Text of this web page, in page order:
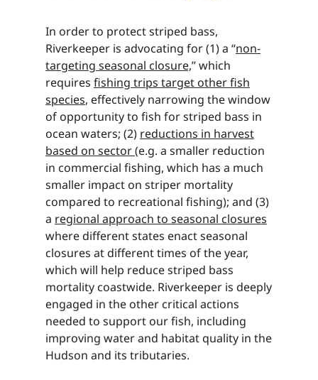
In order to protect striped bass,
Riverkeeper is advocating for (1) a “​​​​‌ ‍ ​‍​‍‌‍ ‌ ​‍‌‍‍‌‌‍‌ ‌‍‍‌‌‍ ‍​‍​‍​ ‍‍​‍​‍‌ ​ ‌‍​‌‌‍ ‍‌‍‍‌‌ ‌​‌ ‍‌​‍ ‍‌‍‍‌‌‍ ​‍​‍​‍ ​​‍​‍‌‍‍​‌ ​‍‌‍‌‌‌‍‌‍​‍​‍​ ‍‍​‍​‍‌‍‍​‌ ‌​‌ ‌​‌ ​​‌ ​ ​ ‍‍​‍ ​‍ ‌‍​ ‌‍ ‌‌ ​ ​‍ ‍‌‍ ‌‌‍​‌‌‍‍‌‌‍ ‍​‍ ‍​ ​‍​ ​​​ ​‍​ ‌​‌ ​‍‌‍‌‌‌‍‌​‌‍‌‌‌ ​ ‌‍‍‌‌‍‌ ‌‍ ‍​‍ ‍‌ ​‍‌‍‍‌‌ ‌‍‌‍‌‌‌ ​‍‌‍‍ ‌‍‌‌‌‍‌‌‌ ​​‌‍‌‌‌ ​‍​‍ ‍‌‍ ‌ ​‍‌‍‌ ​‍ ‌‍‍‌‌‍ ‍‌ ‌​‌‍‌‌‌‍ ‍‌ ‌​​‍ ‌‍‌‌‌‍‌​‌‍‍‌‌ ‌​​‍ ‌‍ ‌‌‍ ‌‍‌​‌‍‌‌​ ‌‌ ​​‌ ​‍‌‍‌‌‌ ​ ‌‍‌‌‌‍ ‍‌ ‌​‌‍​‌‌ ‌​‌‍‍‌‌‍ ‌‍ ‍​ ‍ ‌‍‍‌‌‍‌​​ ‌​ ‍​‌‍‌‍​ ‌‌‌‍‌​​ ​‍​ ​‌​ ​‍‌‍‌‍​‍ ‌​ ​​‌‍​‍​ ‍‌​ ​​​‍ ‌​ ‌​‌‍​ ‌‍‌‍​ ‍​​‍ ‌‌‍​‌‌‍‌‍​ ​​​ ​‍​‍ ‌​ ‌​‌‍‌​​ ‌ ​ ​‌‌‍​ ‌‍​ ‌‍​ ​ ​‌‌‍‌‌​ ‍‌​ ‌ ‌‍​‌​ ‍ ‌ ‌​‌ ‍‌‌ ​​‌‍‌‌​ ‌‌‍​‌‌ ​‍‌ ‌​‌‍‍‌‌‍​ ‌‍ ​‌‍‌‌​ ‍ ‌ ​​‌‍​‌‌ ‌​‌‍‍​​ ‌‌‍​ ‌‍ ‌‍ ‍‌ ‌​‌‍‌‌‌‍ ‍‌ ‌​​‍‌‌​ ‌‌‌​​‍‌‌ ‌‍‍ ‌‍‌‌‌ ‍‌​‍‌‌​ ​ ‌​‌​​‍‌‌​ ​ ‌​‌​​‍‌‌​ ​‍​ ​‍​ ‌​​ ​​‌‍​ ‌‍​ ​ ​‍​ ‌ ‌‍​‌‌‍‌​​ ​​‌‍‌‍‌‍​ ‌‍‌‌​‍‌‌​ ​‍​ ​‍​‍‌‌​ ‌‌‌​‌​​‍ ‍‌‍​ ‌‍‍​‌‍‍‌‌‍ ​‌‍‌​‌ ​‍‌‍‌‌‌‍ ‍​‍‌‌​ ‌‌‌​​‍‌‌ ‌‍‍ ‌‍‌‌‌ ‍‌​‍‌‌​ ​ ‌​‌​​‍‌‌​ ​ ‌​‌​​‍‌‌​ ​‍​ ​‍​ ‌ ​ ‌‌‌‍​ ​ ​​‌‍​ ​ ‌‌‌‍​‌​ ‌‍‌‍​‍‌‍​‍​ ‍​​ ​‍​ ​​​‍‌‌​ ​‍​ ​‍​‍‌‌​ ‌‌‌​‌​​‍ ‍‌ ‌​‌‍‌‌‌ ‍​‌ ‌​​ ‌‍​‍‌‍​‌‌ ​ ‌‍‌‌‌‌‌‌‌ ​‍‌‍ ​​ ‌‌‍‍​‌ ‌​‌ ‌​‌ ​​‌ ​ ​‍‌‌​ ​ ‌​​‌​‍‌‌​ ​‍‌​‌‍​‍‌‌​ ​‍‌​‌‍‌‍​ ‌‍ ‌‌ ​ ​‍ ‍‌‍ ‌‌‍​‌‌‍‍‌‌‍ ‍​‍ ‍​ ​‍​ ​​​ ​‍​ ‌​‌ ​‍‌‍‌‌‌‍‌​‌‍‌‌‌ ​ ‌‍‍‌‌‍‌ ‌‍ ‍​‍ ‍‌ ​‍‌‍‍‌‌ ‌‍‌‍‌‌‌ ​‍‌‍‍ ‌‍‌‌‌‍‌‌‌ ​​‌‍‌‌‌ ​‍​‍ ‍‌‍ ‌ ​‍‌‍‌ ​‍‌‍‌‍‍‌‌‍‌​​ ‌​ ‍​‌‍‌‍​ ‌‌‌‍‌​​ ​‍​ ​‌​ ​‍‌‍‌‍​‍ ‌​ ​​‌‍​‍​ ‍‌​ ​​​‍ ‌​ ‌​‌‍​ ‌‍‌‍​ ‍​​‍ ‌‌‍​‌‌‍‌‍​ ​​​ ​‍​‍ ‌​ ‌​‌‍‌​​ ‌ ​ ​‌‌‍​ ‌‍​ ‌‍​ ​ ​‌‌‍‌‌​ ‍‌​ ‌ ‌‍​‌​‍‌‍‌ ‌​‌ ‍‌‌ ​​‌‍‌‌​ ‌‌‍​‌‌ ​‍‌ ‌​‌‍‍‌‌‍​ ‌‍ ​‌‍‌‌​‍‌‍‌ ​​‌‍​‌‌ ‌​‌‍‍​​ ‌‌‍​ ‌‍ ‌‍ ‍‌ ‌​‌‍‌‌‌‍ ‍‌ ‌​​‍‌‌​ ‌‌‌​​‍‌‌ ‌‍‍ ‌‍‌‌‌ ‍‌​‍‌‌​ ​ ‌​‌​​‍‌‌​ ​ ‌​‌​​‍‌‌​ ​‍​ ​‍​ ‌​​ ​​‌‍​ ‌‍​ ​ ​‍​ ‌ ‌‍​‌‌‍‌​​ ​​‌‍‌‍‌‍​ ‌‍‌‌​‍‌‌​ ​‍​ ​‍​‍‌‌​ ‌‌‌​‌​​‍ ‍‌‍​ ‌‍‍​‌‍‍‌‌‍ ​‌‍‌​‌ ​‍‌‍‌‌‌‍ ‍​‍‌‌​ ‌‌‌​​‍‌‌ ‌‍‍ ‌‍‌‌‌ ‍‌​‍‌‌​ ​ ‌​‌​​‍‌‌​ ​ ‌​‌​​‍‌‌​ ​‍​ ​‍​ ‌ ​ ‌‌‌‍​ ​ ​​‌‍​ ​ ‌‌‌‍​‌​ ‌‍‌‍​‍‌‍​‍​ ‍​​ ​‍​ ​​​‍‌‌​ ​‍​ ​‍​‍‌‌​ ‌‌‌​‌​​‍ ‍‌ ‌​‌‍‌‌‌ ‍​‌ ‌​​‍‌‍‌ ​​‌‍‌‌‌ ​‍‌ ​ ‌ ​​‌‍‌‌‌‍​ ‌ ‌​‌‍‍‌‌ ‌‍‌‍‌‌​ ‌‌ ​​‌ ‌‌‌‍​‍‌‍ ​‌‍‍‌‌ ​ ‌‍‍​‌‍‌‌‌‍‌​​‍​‍‌ ‌non-
targeting seasonal closure,​​​​‌ ‍ ​‍​‍‌‍ ‌ ​‍‌‍‍‌‌‍‌ ‌‍‍‌‌‍ ‍​‍​‍​ ‍‍​‍​‍‌ ​ ‌‍​‌‌‍ ‍‌‍‍‌‌ ‌​‌ ‍‌​‍ ‍‌‍‍‌‌‍ ​‍​‍​‍ ​​‍​‍‌‍‍​‌ ​‍‌‍‌‌‌‍‌‍​‍​‍​ ‍‍​‍​‍‌‍‍​‌ ‌​‌ ‌​‌ ​​‌ ​ ​ ‍‍​‍ ​‍ ‌‍​ ‌‍ ‌‌ ​ ​‍ ‍‌‍ ‌‌‍​‌‌‍‍‌‌‍ ‍​‍ ‍​ ​‍​ ​​​ ​‍​ ‌​‌ ​‍‌‍‌‌‌‍‌​‌‍‌‌‌ ​ ‌‍‍‌‌‍‌ ‌‍ ‍​‍ ‍‌ ​‍‌‍‍‌‌ ‌‍‌‍‌‌‌ ​‍‌‍‍ ‌‍‌‌‌‍‌‌‌ ​​‌‍‌‌‌ ​‍​‍ ‍‌‍ ‌ ​‍‌‍‌ ​‍ ‌‍‍‌‌‍ ‍‌ ‌​‌‍‌‌‌‍ ‍‌ ‌​​‍ ‌‍‌‌‌‍‌​‌‍‍‌‌ ‌​​‍ ‌‍ ‌‌‍ ‌‍‌​‌‍‌‌​ ‌‌ ​​‌ ​‍‌‍‌‌‌ ​ ‌‍‌‌‌‍ ‍‌ ‌​‌‍​‌‌ ‌​‌‍‍‌‌‍ ‌‍ ‍​ ‍ ‌‍‍‌‌‍‌​​ ‌​ ‍​‌‍‌‍​ ‌‌‌‍‌​​ ​‍​ ​‌​ ​‍‌‍‌‍​‍ ‌​ ​​‌‍​‍​ ‍‌​ ​​​‍ ‌​ ‌​‌‍​ ‌‍‌‍​ ‍​​‍ ‌‌‍​‌‌‍‌‍​ ​​​ ​‍​‍ ‌​ ‌​‌‍‌​​ ‌ ​ ​‌‌‍​ ‌‍​ ‌‍​ ​ ​‌‌‍‌‌​ ‍‌​ ‌ ‌‍​‌​ ‍ ‌ ‌​‌ ‍‌‌ ​​‌‍‌‌​ ‌‌‍​‌‌ ​‍‌ ‌​‌‍‍‌‌‍​ ‌‍ ​‌‍‌‌​ ‍ ‌ ​​‌‍​‌‌ ‌​‌‍‍​​ ‌‌‍​ ‌‍ ‌‍ ‍‌ ‌​‌‍‌‌‌‍ ‍‌ ‌​​‍‌‌​ ‌‌‌​​‍‌‌ ‌‍‍ ‌‍‌‌‌ ‍‌​‍‌‌​ ​ ‌​‌​​‍‌‌​ ​ ‌​‌​​‍‌‌​ ​‍​ ​‍​ ‌​​ ​​‌‍​ ‌‍​ ​ ​‍​ ‌ ‌‍​‌‌‍‌​​ ​​‌‍‌‍‌‍​ ‌‍‌‌​‍‌‌​ ​‍​ ​‍​‍‌‌​ ‌‌‌​‌​​‍ ‍‌‍​ ‌‍‍​‌‍‍‌‌‍ ​‌‍‌​‌ ​‍‌‍‌‌‌‍ ‍​‍‌‌​ ‌‌‌​​‍‌‌ ‌‍‍ ‌‍‌‌‌ ‍‌​‍‌‌​ ​ ‌​‌​​‍‌‌​ ​ ‌​‌​​‍‌‌​ ​‍​ ​‍​ ‌ ​ ‌‌‌‍​ ​ ​​‌‍​ ​ ‌‌‌‍​‌​ ‌‍‌‍​‍‌‍​‍​ ‍​​ ​‍​ ​‌​‍‌‌​ ​‍​ ​‍​‍‌‌​ ‌‌‌​‌​​‍ ‍‌ ‌​‌‍‌‌‌ ‍​‌ ‌​​ ‌‍​‍‌‍​‌‌ ​ ‌‍‌‌‌‌‌‌‌ ​‍‌‍ ​​ ‌‌‍‍​‌ ‌​‌ ‌​‌ ​​‌ ​ ​‍‌‌​ ​ ‌​​‌​‍‌‌​ ​‍‌​‌‍​‍‌‌​ ​‍‌​‌‍‌‍​ ‌‍ ‌‌ ​ ​‍ ‍‌‍ ‌‌‍​‌‌‍‍‌‌‍ ‍​‍ ‍​ ​‍​ ​​​ ​‍​ ‌​‌ ​‍‌‍‌‌‌‍‌​‌‍‌‌‌ ​ ‌‍‍‌‌‍‌ ‌‍ ‍​‍ ‍‌ ​‍‌‍‍‌‌ ‌‍‌‍‌‌‌ ​‍‌‍‍ ‌‍‌‌‌‍‌‌‌ ​​‌‍‌‌‌ ​‍​‍ ‍‌‍ ‌ ​‍‌‍‌ ​‍‌‍‌‍‍‌‌‍‌​​ ‌​ ‍​‌‍‌‍​ ‌‌‌‍‌​​ ​‍​ ​‌​ ​‍‌‍‌‍​‍ ‌​ ​​‌‍​‍​ ‍‌​ ​​​‍ ‌​ ‌​‌‍​ ‌‍‌‍​ ‍​​‍ ‌‌‍​‌‌‍‌‍​ ​​​ ​‍​‍ ‌​ ‌​‌‍‌​​ ‌ ​ ​‌‌‍​ ‌‍​ ‌‍​ ​ ​‌‌‍‌‌​ ‍‌​ ‌ ‌‍​‌​‍‌‍‌ ‌​‌ ‍‌‌ ​​‌‍‌‌​ ‌‌‍​‌‌ ​‍‌ ‌​‌‍‍‌‌‍​ ‌‍ ​‌‍‌‌​‍‌‍‌ ​​‌‍​‌‌ ‌​‌‍‍​​ ‌‌‍​ ‌‍ ‌‍ ‍‌ ‌​‌‍‌‌‌‍ ‍‌ ‌​​‍‌‌​ ‌‌‌​​‍‌‌ ‌‍‍ ‌‍‌‌‌ ‍‌​‍‌‌​ ​ ‌​‌​​‍‌‌​ ​ ‌​‌​​‍‌‌​ ​‍​ ​‍​ ‌​​ ​​‌‍​ ‌‍​ ​ ​‍​ ‌ ‌‍​‌‌‍‌​​ ​​‌‍‌‍‌‍​ ‌‍‌‌​‍‌‌​ ​‍​ ​‍​‍‌‌​ ‌‌‌​‌​​‍ ‍‌‍​ ‌‍‍​‌‍‍‌‌‍ ​‌‍‌​‌ ​‍‌‍‌‌‌‍ ‍​‍‌‌​ ‌‌‌​​‍‌‌ ‌‍‍ ‌‍‌‌‌ ‍‌​‍‌‌​ ​ ‌​‌​​‍‌‌​ ​ ‌​‌​​‍‌‌​ ​‍​ ​‍​ ‌ ​ ‌‌‌‍​ ​ ​​‌‍​ ​ ‌‌‌‍​‌​ ‌‍‌‍​‍‌‍​‍​ ‍​​ ​‍​ ​‌​‍‌‌​ ​‍​ ​‍​‍‌‌​ ‌‌‌​‌​​‍ ‍‌ ‌​‌‍‌‌‌ ‍​‌ ‌​​‍‌‍‌ ​​‌‍‌‌‌ ​‍‌ ​ ‌ ​​‌‍‌‌‌‍​ ‌ ‌​‌‍‍‌‌ ‌‍‌‍‌‌​ ‌‌ ​​‌ ‌‌‌‍​‍‌‍ ​‌‍‍‌‌ ​ ‌‍‍​‌‍‌‌‌‍‌​​‍​‍‌ ‌” which
requires ​​​​‌ ‍ ​‍​‍‌‍ ‌ ​‍‌‍‍‌‌‍‌ ‌‍‍‌‌‍ ‍​‍​‍​ ‍‍​‍​‍‌ ​ ‌‍​‌‌‍ ‍‌‍‍‌‌ ‌​‌ ‍‌​‍ ‍‌‍‍‌‌‍ ​‍​‍​‍ ​​‍​‍‌‍‍​‌ ​‍‌‍‌‌‌‍‌‍​‍​‍​ ‍‍​‍​‍‌‍‍​‌ ‌​‌ ‌​‌ ​​‌ ​ ​ ‍‍​‍ ​‍ ‌‍​ ‌‍ ‌‌ ​ ​‍ ‍‌‍ ‌‌‍​‌‌‍‍‌‌‍ ‍​‍ ‍​ ​‍​ ​​​ ​‍​ ‌​‌ ​‍‌‍‌‌‌‍‌​‌‍‌‌‌ ​ ‌‍‍‌‌‍‌ ‌‍ ‍​‍ ‍‌ ​‍‌‍‍‌‌ ‌‍‌‍‌‌‌ ​‍‌‍‍ ‌‍‌‌‌‍‌‌‌ ​​‌‍‌‌‌ ​‍​‍ ‍‌‍ ‌ ​‍‌‍‌ ​‍ ‌‍‍‌‌‍ ‍‌ ‌​‌‍‌‌‌‍ ‍‌ ‌​​‍ ‌‍‌‌‌‍‌​‌‍‍‌‌ ‌​​‍ ‌‍ ‌‌‍ ‌‍‌​‌‍‌‌​ ‌‌ ​​‌ ​‍‌‍‌‌‌ ​ ‌‍‌‌‌‍ ‍‌ ‌​‌‍​‌‌ ‌​‌‍‍‌‌‍ ‌‍ ‍​ ‍ ‌‍‍‌‌‍‌​​ ‌​ ‍​‌‍‌‍​ ‌‌‌‍‌​​ ​‍​ ​‌​ ​‍‌‍‌‍​‍ ‌​ ​​‌‍​‍​ ‍‌​ ​​​‍ ‌​ ‌​‌‍​ ‌‍‌‍​ ‍​​‍ ‌‌‍​‌‌‍‌‍​ ​​​ ​‍​‍ ‌​ ‌​‌‍‌​​ ‌ ​ ​‌‌‍​ ‌‍​ ‌‍​ ​ ​‌‌‍‌‌​ ‍‌​ ‌ ‌‍​‌​ ‍ ‌ ‌​‌ ‍‌‌ ​​‌‍‌‌​ ‌‌‍​‌‌ ​‍‌ ‌​‌‍‍‌‌‍​ ‌‍ ​‌‍‌‌​ ‍ ‌ ​​‌‍​‌‌ ‌​‌‍‍​​ ‌‌‍​ ‌‍ ‌‍ ‍‌ ‌​‌‍‌‌‌‍ ‍‌ ‌​​‍‌‌​ ‌‌‌​​‍‌‌ ‌‍‍ ‌‍‌‌‌ ‍‌​‍‌‌​ ​ ‌​‌​​‍‌‌​ ​ ‌​‌​​‍‌‌​ ​‍​ ​‍​ ‌​​ ​​‌‍​ ‌‍​ ​ ​‍​ ‌ ‌‍​‌‌‍‌​​ ​​‌‍‌‍‌‍​ ‌‍‌‌​‍‌‌​ ​‍​ ​‍​‍‌‌​ ‌‌‌​‌​​‍ ‍‌‍​ ‌‍‍​‌‍‍‌‌‍ ​‌‍‌​‌ ​‍‌‍‌‌‌‍ ‍​‍‌‌​ ‌‌‌​​‍‌‌ ‌‍‍ ‌‍‌‌‌ ‍‌​‍‌‌​ ​ ‌​‌​​‍‌‌​ ​ ‌​‌​​‍‌‌​ ​‍​ ​‍​ ‌ ​ ‌‌‌‍​ ​ ​​‌‍​ ​ ‌‌‌‍​‌​ ‌‍‌‍​‍‌‍​‍​ ‍​​ ​‍​ ​‍​‍‌‌​ ​‍​ ​‍​‍‌‌​ ‌‌‌​‌​​‍ ‍‌ ‌​‌‍‌‌‌ ‍​‌ ‌​​ ‌‍​‍‌‍​‌‌ ​ ‌‍‌‌‌‌‌‌‌ ​‍‌‍ ​​ ‌‌‍‍​‌ ‌​‌ ‌​‌ ​​‌ ​ ​‍‌‌​ ​ ‌​​‌​‍‌‌​ ​‍‌​‌‍​‍‌‌​ ​‍‌​‌‍‌‍​ ‌‍ ‌‌ ​ ​‍ ‍‌‍ ‌‌‍​‌‌‍‍‌‌‍ ‍​‍ ‍​ ​‍​ ​​​ ​‍​ ‌​‌ ​‍‌‍‌‌‌‍‌​‌‍‌‌‌ ​ ‌‍‍‌‌‍‌ ‌‍ ‍​‍ ‍‌ ​‍‌‍‍‌‌ ‌‍‌‍‌‌‌ ​‍‌‍‍ ‌‍‌‌‌‍‌‌‌ ​​‌‍‌‌‌ ​‍​‍ ‍‌‍ ‌ ​‍‌‍‌ ​‍‌‍‌‍‍‌‌‍‌​​ ‌​ ‍​‌‍‌‍​ ‌‌‌‍‌​​ ​‍​ ​‌​ ​‍‌‍‌‍​‍ ‌​ ​​‌‍​‍​ ‍‌​ ​​​‍ ‌​ ‌​‌‍​ ‌‍‌‍​ ‍​​‍ ‌‌‍​‌‌‍‌‍​ ​​​ ​‍​‍ ‌​ ‌​‌‍‌​​ ‌ ​ ​‌‌‍​ ‌‍​ ‌‍​ ​ ​‌‌‍‌‌​ ‍‌​ ‌ ‌‍​‌​‍‌‍‌ ‌​‌ ‍‌‌ ​​‌‍‌‌​ ‌‌‍​‌‌ ​‍‌ ‌​‌‍‍‌‌‍​ ‌‍ ​‌‍‌‌​‍‌‍‌ ​​‌‍​‌‌ ‌​‌‍‍​​ ‌‌‍​ ‌‍ ‌‍ ‍‌ ‌​‌‍‌‌‌‍ ‍‌ ‌​​‍‌‌​ ‌‌‌​​‍‌‌ ‌‍‍ ‌‍‌‌‌ ‍‌​‍‌‌​ ​ ‌​‌​​‍‌‌​ ​ ‌​‌​​‍‌‌​ ​‍​ ​‍​ ‌​​ ​​‌‍​ ‌‍​ ​ ​‍​ ‌ ‌‍​‌‌‍‌​​ ​​‌‍‌‍‌‍​ ‌‍‌‌​‍‌‌​ ​‍​ ​‍​‍‌‌​ ‌‌‌​‌​​‍ ‍‌‍​ ‌‍‍​‌‍‍‌‌‍ ​‌‍‌​‌ ​‍‌‍‌‌‌‍ ‍​‍‌‌​ ‌‌‌​​‍‌‌ ‌‍‍ ‌‍‌‌‌ ‍‌​‍‌‌​ ​ ‌​‌​​‍‌‌​ ​ ‌​‌​​‍‌‌​ ​‍​ ​‍​ ‌ ​ ‌‌‌‍​ ​ ​​‌‍​ ​ ‌‌‌‍​‌​ ‌‍‌‍​‍‌‍​‍​ ‍​​ ​‍​ ​‍​‍‌‌​ ​‍​ ​‍​‍‌‌​ ‌‌‌​‌​​‍ ‍‌ ‌​‌‍‌‌‌ ‍​‌ ‌​​‍‌‍‌ ​​‌‍‌‌‌ ​‍‌ ​ ‌ ​​‌‍‌‌‌‍​ ‌ ‌​‌‍‍‌‌ ‌‍‌‍‌‌​ ‌‌ ​​‌ ‌‌‌‍​‍‌‍ ​‌‍‍‌‌ ​ ‌‍‍​‌‍‌‌‌‍‌​​‍​‍‌ ‌ fishing trips target other fish
species​​​​‌ ‍ ​‍​‍‌‍ ‌ ​‍‌‍‍‌‌‍‌ ‌‍‍‌‌‍ ‍​‍​‍​ ‍‍​‍​‍‌ ​ ‌‍​‌‌‍ ‍‌‍‍‌‌ ‌​‌ ‍‌​‍ ‍‌‍‍‌‌‍ ​‍​‍​‍ ​​‍​‍‌‍‍​‌ ​‍‌‍‌‌‌‍‌‍​‍​‍​ ‍‍​‍​‍‌‍‍​‌ ‌​‌ ‌​‌ ​​‌ ​ ​ ‍‍​‍ ​‍ ‌‍​ ‌‍ ‌‌ ​ ​‍ ‍‌‍ ‌‌‍​‌‌‍‍‌‌‍ ‍​‍ ‍​ ​‍​ ​​​ ​‍​ ‌​‌ ​‍‌‍‌‌‌‍‌​‌‍‌‌‌ ​ ‌‍‍‌‌‍‌ ‌‍ ‍​‍ ‍‌ ​‍‌‍‍‌‌ ‌‍‌‍‌‌‌ ​‍‌‍‍ ‌‍‌‌‌‍‌‌‌ ​​‌‍‌‌‌ ​‍​‍ ‍‌‍ ‌ ​‍‌‍‌ ​‍ ‌‍‍‌‌‍ ‍‌ ‌​‌‍‌‌‌‍ ‍‌ ‌​​‍ ‌‍‌‌‌‍‌​‌‍‍‌‌ ‌​​‍ ‌‍ ‌‌‍ ‌‍‌​‌‍‌‌​ ‌‌ ​​‌ ​‍‌‍‌‌‌ ​ ‌‍‌‌‌‍ ‍‌ ‌​‌‍​‌‌ ‌​‌‍‍‌‌‍ ‌‍ ‍​ ‍ ‌‍‍‌‌‍‌​​ ‌​ ‍​‌‍‌‍​ ‌‌‌‍‌​​ ​‍​ ​‌​ ​‍‌‍‌‍​‍ ‌​ ​​‌‍​‍​ ‍‌​ ​​​‍ ‌​ ‌​‌‍​ ‌‍‌‍​ ‍​​‍ ‌‌‍​‌‌‍‌‍​ ​​​ ​‍​‍ ‌​ ‌​‌‍‌​​ ‌ ​ ​‌‌‍​ ‌‍​ ‌‍​ ​ ​‌‌‍‌‌​ ‍‌​ ‌ ‌‍​‌​ ‍ ‌ ‌​‌ ‍‌‌ ​​‌‍‌‌​ ‌‌‍​‌‌ ​‍‌ ‌​‌‍‍‌‌‍​ ‌‍ ​‌‍‌‌​ ‍ ‌ ​​‌‍​‌‌ ‌​‌‍‍​​ ‌‌‍​ ‌‍ ‌‍ ‍‌ ‌​‌‍‌‌‌‍ ‍‌ ‌​​‍‌‌​ ‌‌‌​​‍‌‌ ‌‍‍ ‌‍‌‌‌ ‍‌​‍‌‌​ ​ ‌​‌​​‍‌‌​ ​ ‌​‌​​‍‌‌​ ​‍​ ​‍​ ‌​​ ​​‌‍​ ‌‍​ ​ ​‍​ ‌ ‌‍​‌‌‍‌​​ ​​‌‍‌‍‌‍​ ‌‍‌‌​‍‌‌​ ​‍​ ​‍​‍‌‌​ ‌‌‌​‌​​‍ ‍‌‍​ ‌‍‍​‌‍‍‌‌‍ ​‌‍‌​‌ ​‍‌‍‌‌‌‍ ‍​‍‌‌​ ‌‌‌​​‍‌‌ ‌‍‍ ‌‍‌‌‌ ‍‌​‍‌‌​ ​ ‌​‌​​‍‌‌​ ​ ‌​‌​​‍‌‌​ ​‍​ ​‍​ ‌ ​ ‌‌‌‍​ ​ ​​‌‍​ ​ ‌‌‌‍​‌​ ‌‍‌‍​‍‌‍​‍​ ‍​​ ​‍​ ​ ​‍‌‌​ ​‍​ ​‍​‍‌‌​ ‌‌‌​‌​​‍ ‍‌ ‌​‌‍‌‌‌ ‍​‌ ‌​​ ‌‍​‍‌‍​‌‌ ​ ‌‍‌‌‌‌‌‌‌ ​‍‌‍ ​​ ‌‌‍‍​‌ ‌​‌ ‌​‌ ​​‌ ​ ​‍‌‌​ ​ ‌​​‌​‍‌‌​ ​‍‌​‌‍​‍‌‌​ ​‍‌​‌‍‌‍​ ‌‍ ‌‌ ​ ​‍ ‍‌‍ ‌‌‍​‌‌‍‍‌‌‍ ‍​‍ ‍​ ​‍​ ​​​ ​‍​ ‌​‌ ​‍‌‍‌‌‌‍‌​‌‍‌‌‌ ​ ‌‍‍‌‌‍‌ ‌‍ ‍​‍ ‍‌ ​‍‌‍‍‌‌ ‌‍‌‍‌‌‌ ​‍‌‍‍ ‌‍‌‌‌‍‌‌‌ ​​‌‍‌‌‌ ​‍​‍ ‍‌‍ ‌ ​‍‌‍‌ ​‍‌‍‌‍‍‌‌‍‌​​ ‌​ ‍​‌‍‌‍​ ‌‌‌‍‌​​ ​‍​ ​‌​ ​‍‌‍‌‍​‍ ‌​ ​​‌‍​‍​ ‍‌​ ​​​‍ ‌​ ‌​‌‍​ ‌‍‌‍​ ‍​​‍ ‌‌‍​‌‌‍‌‍​ ​​​ ​‍​‍ ‌​ ‌​‌‍‌​​ ‌ ​ ​‌‌‍​ ‌‍​ ‌‍​ ​ ​‌‌‍‌‌​ ‍‌​ ‌ ‌‍​‌​‍‌‍‌ ‌​‌ ‍‌‌ ​​‌‍‌‌​ ‌‌‍​‌‌ ​‍‌ ‌​‌‍‍‌‌‍​ ‌‍ ​‌‍‌‌​‍‌‍‌ ​​‌‍​‌‌ ‌​‌‍‍​​ ‌‌‍​ ‌‍ ‌‍ ‍‌ ‌​‌‍‌‌‌‍ ‍‌ ‌​​‍‌‌​ ‌‌‌​​‍‌‌ ‌‍‍ ‌‍‌‌‌ ‍‌​‍‌‌​ ​ ‌​‌​​‍‌‌​ ​ ‌​‌​​‍‌‌​ ​‍​ ​‍​ ‌​​ ​​‌‍​ ‌‍​ ​ ​‍​ ‌ ‌‍​‌‌‍‌​​ ​​‌‍‌‍‌‍​ ‌‍‌‌​‍‌‌​ ​‍​ ​‍​‍‌‌​ ‌‌‌​‌​​‍ ‍‌‍​ ‌‍‍​‌‍‍‌‌‍ ​‌‍‌​‌ ​‍‌‍‌‌‌‍ ‍​‍‌‌​ ‌‌‌​​‍‌‌ ‌‍‍ ‌‍‌‌‌ ‍‌​‍‌‌​ ​ ‌​‌​​‍‌‌​ ​ ‌​‌​​‍‌‌​ ​‍​ ​‍​ ‌ ​ ‌‌‌‍​ ​ ​​‌‍​ ​ ‌‌‌‍​‌​ ‌‍‌‍​‍‌‍​‍​ ‍​​ ​‍​ ​ ​‍‌‌​ ​‍​ ​‍​‍‌‌​ ‌‌‌​‌​​‍ ‍‌ ‌​‌‍‌‌‌ ‍​‌ ‌​​‍‌‍‌ ​​‌‍‌‌‌ ​‍‌ ​ ‌ ​​‌‍‌‌‌‍​ ‌ ‌​‌‍‍‌‌ ‌‍‌‍‌‌​ ‌‌ ​​‌ ‌‌‌‍​‍‌‍ ​‌‍‍‌‌ ​ ‌‍‍​‌‍‌‌‌‍‌​​‍​‍‌ ‌, effectively narrowing the window
of opportunity to fish for striped bass in
ocean waters; (2) ​​​​‌ ‍ ​‍​‍‌‍ ‌ ​‍‌‍‍‌‌‍‌ ‌‍‍‌‌‍ ‍​‍​‍​ ‍‍​‍​‍‌ ​ ‌‍​‌‌‍ ‍‌‍‍‌‌ ‌​‌ ‍‌​‍ ‍‌‍‍‌‌‍ ​‍​‍​‍ ​​‍​‍‌‍‍​‌ ​‍‌‍‌‌‌‍‌‍​‍​‍​ ‍‍​‍​‍‌‍‍​‌ ‌​‌ ‌​‌ ​​‌ ​ ​ ‍‍​‍ ​‍ ‌‍​ ‌‍ ‌‌ ​ ​‍ ‍‌‍ ‌‌‍​‌‌‍‍‌‌‍ ‍​‍ ‍​ ​‍​ ​​​ ​‍​ ‌​‌ ​‍‌‍‌‌‌‍‌​‌‍‌‌‌ ​ ‌‍‍‌‌‍‌ ‌‍ ‍​‍ ‍‌ ​‍‌‍‍‌‌ ‌‍‌‍‌‌‌ ​‍‌‍‍ ‌‍‌‌‌‍‌‌‌ ​​‌‍‌‌‌ ​‍​‍ ‍‌‍ ‌ ​‍‌‍‌ ​‍ ‌‍‍‌‌‍ ‍‌ ‌​‌‍‌‌‌‍ ‍‌ ‌​​‍ ‌‍‌‌‌‍‌​‌‍‍‌‌ ‌​​‍ ‌‍ ‌‌‍ ‌‍‌​‌‍‌‌​ ‌‌ ​​‌ ​‍‌‍‌‌‌ ​ ‌‍‌‌‌‍ ‍‌ ‌​‌‍​‌‌ ‌​‌‍‍‌‌‍ ‌‍ ‍​ ‍ ‌‍‍‌‌‍‌​​ ‌​ ‍​‌‍‌‍​ ‌‌‌‍‌​​ ​‍​ ​‌​ ​‍‌‍‌‍​‍ ‌​ ​​‌‍​‍​ ‍‌​ ​​​‍ ‌​ ‌​‌‍​ ‌‍‌‍​ ‍​​‍ ‌‌‍​‌‌‍‌‍​ ​​​ ​‍​‍ ‌​ ‌​‌‍‌​​ ‌ ​ ​‌‌‍​ ‌‍​ ‌‍​ ​ ​‌‌‍‌‌​ ‍‌​ ‌ ‌‍​‌​ ‍ ‌ ‌​‌ ‍‌‌ ​​‌‍‌‌​ ‌‌‍​‌‌ ​‍‌ ‌​‌‍‍‌‌‍​ ‌‍ ​‌‍‌‌​ ‍ ‌ ​​‌‍​‌‌ ‌​‌‍‍​​ ‌‌‍​ ‌‍ ‌‍ ‍‌ ‌​‌‍‌‌‌‍ ‍‌ ‌​​‍‌‌​ ‌‌‌​​‍‌‌ ‌‍‍ ‌‍‌‌‌ ‍‌​‍‌‌​ ​ ‌​‌​​‍‌‌​ ​ ‌​‌​​‍‌‌​ ​‍​ ​‍​ ‌​​ ​​‌‍​ ‌‍​ ​ ​‍​ ‌ ‌‍​‌‌‍‌​​ ​​‌‍‌‍‌‍​ ‌‍‌‌​‍‌‌​ ​‍​ ​‍​‍‌‌​ ‌‌‌​‌​​‍ ‍‌‍​ ‌‍‍​‌‍‍‌‌‍ ​‌‍‌​‌ ​‍‌‍‌‌‌‍ ‍​‍‌‌​ ‌‌‌​​‍‌‌ ‌‍‍ ‌‍‌‌‌ ‍‌​‍‌‌​ ​ ‌​‌​​‍‌‌​ ​ ‌​‌​​‍‌‌​ ​‍​ ​‍​ ‌ ​ ‌‌‌‍​ ​ ​​‌‍​ ​ ‌‌‌‍​‌​ ‌‍‌‍​‍‌‍​‍​ ‍​​ ​‍​ ‌​​‍‌‌​ ​‍​ ​‍​‍‌‌​ ‌‌‌​‌​​‍ ‍‌ ‌​‌‍‌‌‌ ‍​‌ ‌​​ ‌‍​‍‌‍​‌‌ ​ ‌‍‌‌‌‌‌‌‌ ​‍‌‍ ​​ ‌‌‍‍​‌ ‌​‌ ‌​‌ ​​‌ ​ ​‍‌‌​ ​ ‌​​‌​‍‌‌​ ​‍‌​‌‍​‍‌‌​ ​‍‌​‌‍‌‍​ ‌‍ ‌‌ ​ ​‍ ‍‌‍ ‌‌‍​‌‌‍‍‌‌‍ ‍​‍ ‍​ ​‍​ ​​​ ​‍​ ‌​‌ ​‍‌‍‌‌‌‍‌​‌‍‌‌‌ ​ ‌‍‍‌‌‍‌ ‌‍ ‍​‍ ‍‌ ​‍‌‍‍‌‌ ‌‍‌‍‌‌‌ ​‍‌‍‍ ‌‍‌‌‌‍‌‌‌ ​​‌‍‌‌‌ ​‍​‍ ‍‌‍ ‌ ​‍‌‍‌ ​‍‌‍‌‍‍‌‌‍‌​​ ‌​ ‍​‌‍‌‍​ ‌‌‌‍‌​​ ​‍​ ​‌​ ​‍‌‍‌‍​‍ ‌​ ​​‌‍​‍​ ‍‌​ ​​​‍ ‌​ ‌​‌‍​ ‌‍‌‍​ ‍​​‍ ‌‌‍​‌‌‍‌‍​ ​​​ ​‍​‍ ‌​ ‌​‌‍‌​​ ‌ ​ ​‌‌‍​ ‌‍​ ‌‍​ ​ ​‌‌‍‌‌​ ‍‌​ ‌ ‌‍​‌​‍‌‍‌ ‌​‌ ‍‌‌ ​​‌‍‌‌​ ‌‌‍​‌‌ ​‍‌ ‌​‌‍‍‌‌‍​ ‌‍ ​‌‍‌‌​‍‌‍‌ ​​‌‍​‌‌ ‌​‌‍‍​​ ‌‌‍​ ‌‍ ‌‍ ‍‌ ‌​‌‍‌‌‌‍ ‍‌ ‌​​‍‌‌​ ‌‌‌​​‍‌‌ ‌‍‍ ‌‍‌‌‌ ‍‌​‍‌‌​ ​ ‌​‌​​‍‌‌​ ​ ‌​‌​​‍‌‌​ ​‍​ ​‍​ ‌​​ ​​‌‍​ ‌‍​ ​ ​‍​ ‌ ‌‍​‌‌‍‌​​ ​​‌‍‌‍‌‍​ ‌‍‌‌​‍‌‌​ ​‍​ ​‍​‍‌‌​ ‌‌‌​‌​​‍ ‍‌‍​ ‌‍‍​‌‍‍‌‌‍ ​‌‍‌​‌ ​‍‌‍‌‌‌‍ ‍​‍‌‌​ ‌‌‌​​‍‌‌ ‌‍‍ ‌‍‌‌‌ ‍‌​‍‌‌​ ​ ‌​‌​​‍‌‌​ ​ ‌​‌​​‍‌‌​ ​‍​ ​‍​ ‌ ​ ‌‌‌‍​ ​ ​​‌‍​ ​ ‌‌‌‍​‌​ ‌‍‌‍​‍‌‍​‍​ ‍​​ ​‍​ ‌​​‍‌‌​ ​‍​ ​‍​‍‌‌​ ‌‌‌​‌​​‍ ‍‌ ‌​‌‍‌‌‌ ‍​‌ ‌​​‍‌‍‌ ​​‌‍‌‌‌ ​‍‌ ​ ‌ ​​‌‍‌‌‌‍​ ‌ ‌​‌‍‍‌‌ ‌‍‌‍‌‌​ ‌‌ ​​‌ ‌‌‌‍​‍‌‍ ​‌‍‍‌‌ ​ ‌‍‍​‌‍‌‌‌‍‌​​‍​‍‌ ‌ reductions in harvest
based on sector ​​​​‌ ‍ ​‍​‍‌‍ ‌ ​‍‌‍‍‌‌‍‌ ‌‍‍‌‌‍ ‍​‍​‍​ ‍‍​‍​‍‌ ​ ‌‍​‌‌‍ ‍‌‍‍‌‌ ‌​‌ ‍‌​‍ ‍‌‍‍‌‌‍ ​‍​‍​‍ ​​‍​‍‌‍‍​‌ ​‍‌‍‌‌‌‍‌‍​‍​‍​ ‍‍​‍​‍‌‍‍​‌ ‌​‌ ‌​‌ ​​‌ ​ ​ ‍‍​‍ ​‍ ‌‍​ ‌‍ ‌‌ ​ ​‍ ‍‌‍ ‌‌‍​‌‌‍‍‌‌‍ ‍​‍ ‍​ ​‍​ ​​​ ​‍​ ‌​‌ ​‍‌‍‌‌‌‍‌​‌‍‌‌‌ ​ ‌‍‍‌‌‍‌ ‌‍ ‍​‍ ‍‌ ​‍‌‍‍‌‌ ‌‍‌‍‌‌‌ ​‍‌‍‍ ‌‍‌‌‌‍‌‌‌ ​​‌‍‌‌‌ ​‍​‍ ‍‌‍ ‌ ​‍‌‍‌ ​‍ ‌‍‍‌‌‍ ‍‌ ‌​‌‍‌‌‌‍ ‍‌ ‌​​‍ ‌‍‌‌‌‍‌​‌‍‍‌‌ ‌​​‍ ‌‍ ‌‌‍ ‌‍‌​‌‍‌‌​ ‌‌ ​​‌ ​‍‌‍‌‌‌ ​ ‌‍‌‌‌‍ ‍‌ ‌​‌‍​‌‌ ‌​‌‍‍‌‌‍ ‌‍ ‍​ ‍ ‌‍‍‌‌‍‌​​ ‌​ ‍​‌‍‌‍​ ‌‌‌‍‌​​ ​‍​ ​‌​ ​‍‌‍‌‍​‍ ‌​ ​​‌‍​‍​ ‍‌​ ​​​‍ ‌​ ‌​‌‍​ ‌‍‌‍​ ‍​​‍ ‌‌‍​‌‌‍‌‍​ ​​​ ​‍​‍ ‌​ ‌​‌‍‌​​ ‌ ​ ​‌‌‍​ ‌‍​ ‌‍​ ​ ​‌‌‍‌‌​ ‍‌​ ‌ ‌‍​‌​ ‍ ‌ ‌​‌ ‍‌‌ ​​‌‍‌‌​ ‌‌‍​‌‌ ​‍‌ ‌​‌‍‍‌‌‍​ ‌‍ ​‌‍‌‌​ ‍ ‌ ​​‌‍​‌‌ ‌​‌‍‍​​ ‌‌‍​ ‌‍ ‌‍ ‍‌ ‌​‌‍‌‌‌‍ ‍‌ ‌​​‍‌‌​ ‌‌‌​​‍‌‌ ‌‍‍ ‌‍‌‌‌ ‍‌​‍‌‌​ ​ ‌​‌​​‍‌‌​ ​ ‌​‌​​‍‌‌​ ​‍​ ​‍​ ‌​​ ​​‌‍​ ‌‍​ ​ ​‍​ ‌ ‌‍​‌‌‍‌​​ ​​‌‍‌‍‌‍​ ‌‍‌‌​‍‌‌​ ​‍​ ​‍​‍‌‌​ ‌‌‌​‌​​‍ ‍‌‍​ ‌‍‍​‌‍‍‌‌‍ ​‌‍‌​‌ ​‍‌‍‌‌‌‍ ‍​‍‌‌​ ‌‌‌​​‍‌‌ ‌‍‍ ‌‍‌‌‌ ‍‌​‍‌‌​ ​ ‌​‌​​‍‌‌​ ​ ‌​‌​​‍‌‌​ ​‍​ ​‍​ ‌ ​ ‌‌‌‍​ ​ ​​‌‍​ ​ ‌‌‌‍​‌​ ‌‍‌‍​‍‌‍​‍​ ‍​​ ​‍​ ‌‌​‍‌‌​ ​‍​ ​‍​‍‌‌​ ‌‌‌​‌​​‍ ‍‌ ‌​‌‍‌‌‌ ‍​‌ ‌​​ ‌‍​‍‌‍​‌‌ ​ ‌‍‌‌‌‌‌‌‌ ​‍‌‍ ​​ ‌‌‍‍​‌ ‌​‌ ‌​‌ ​​‌ ​ ​‍‌‌​ ​ ‌​​‌​‍‌‌​ ​‍‌​‌‍​‍‌‌​ ​‍‌​‌‍‌‍​ ‌‍ ‌‌ ​ ​‍ ‍‌‍ ‌‌‍​‌‌‍‍‌‌‍ ‍​‍ ‍​ ​‍​ ​​​ ​‍​ ‌​‌ ​‍‌‍‌‌‌‍‌​‌‍‌‌‌ ​ ‌‍‍‌‌‍‌ ‌‍ ‍​‍ ‍‌ ​‍‌‍‍‌‌ ‌‍‌‍‌‌‌ ​‍‌‍‍ ‌‍‌‌‌‍‌‌‌ ​​‌‍‌‌‌ ​‍​‍ ‍‌‍ ‌ ​‍‌‍‌ ​‍‌‍‌‍‍‌‌‍‌​​ ‌​ ‍​‌‍‌‍​ ‌‌‌‍‌​​ ​‍​ ​‌​ ​‍‌‍‌‍​‍ ‌​ ​​‌‍​‍​ ‍‌​ ​​​‍ ‌​ ‌​‌‍​ ‌‍‌‍​ ‍​​‍ ‌‌‍​‌‌‍‌‍​ ​​​ ​‍​‍ ‌​ ‌​‌‍‌​​ ‌ ​ ​‌‌‍​ ‌‍​ ‌‍​ ​ ​‌‌‍‌‌​ ‍‌​ ‌ ‌‍​‌​‍‌‍‌ ‌​‌ ‍‌‌ ​​‌‍‌‌​ ‌‌‍​‌‌ ​‍‌ ‌​‌‍‍‌‌‍​ ‌‍ ​‌‍‌‌​‍‌‍‌ ​​‌‍​‌‌ ‌​‌‍‍​​ ‌‌‍​ ‌‍ ‌‍ ‍‌ ‌​‌‍‌‌‌‍ ‍‌ ‌​​‍‌‌​ ‌‌‌​​‍‌‌ ‌‍‍ ‌‍‌‌‌ ‍‌​‍‌‌​ ​ ‌​‌​​‍‌‌​ ​ ‌​‌​​‍‌‌​ ​‍​ ​‍​ ‌​​ ​​‌‍​ ‌‍​ ​ ​‍​ ‌ ‌‍​‌‌‍‌​​ ​​‌‍‌‍‌‍​ ‌‍‌‌​‍‌‌​ ​‍​ ​‍​‍‌‌​ ‌‌‌​‌​​‍ ‍‌‍​ ‌‍‍​‌‍‍‌‌‍ ​‌‍‌​‌ ​‍‌‍‌‌‌‍ ‍​‍‌‌​ ‌‌‌​​‍‌‌ ‌‍‍ ‌‍‌‌‌ ‍‌​‍‌‌​ ​ ‌​‌​​‍‌‌​ ​ ‌​‌​​‍‌‌​ ​‍​ ​‍​ ‌ ​ ‌‌‌‍​ ​ ​​‌‍​ ​ ‌‌‌‍​‌​ ‌‍‌‍​‍‌‍​‍​ ‍​​ ​‍​ ‌‌​‍‌‌​ ​‍​ ​‍​‍‌‌​ ‌‌‌​‌​​‍ ‍‌ ‌​‌‍‌‌‌ ‍​‌ ‌​​‍‌‍‌ ​​‌‍‌‌‌ ​‍‌ ​ ‌ ​​‌‍‌‌‌‍​ ‌ ‌​‌‍‍‌‌ ‌‍‌‍‌‌​ ‌‌ ​​‌ ‌‌‌‍​‍‌‍ ​‌‍‍‌‌ ​ ‌‍‍​‌‍‌‌‌‍‌​​‍​‍‌ ‌(e.g. a smaller reduction
in commercial fishing, which has a much
smaller impact on striper mortality
compared to recreational fishing); and (3)
a ​​​​‌ ‍ ​‍​‍‌‍ ‌ ​‍‌‍‍‌‌‍‌ ‌‍‍‌‌‍ ‍​‍​‍​ ‍‍​‍​‍‌ ​ ‌‍​‌‌‍ ‍‌‍‍‌‌ ‌​‌ ‍‌​‍ ‍‌‍‍‌‌‍ ​‍​‍​‍ ​​‍​‍‌‍‍​‌ ​‍‌‍‌‌‌‍‌‍​‍​‍​ ‍‍​‍​‍‌‍‍​‌ ‌​‌ ‌​‌ ​​‌ ​ ​ ‍‍​‍ ​‍ ‌‍​ ‌‍ ‌‌ ​ ​‍ ‍‌‍ ‌‌‍​‌‌‍‍‌‌‍ ‍​‍ ‍​ ​‍​ ​​​ ​‍​ ‌​‌ ​‍‌‍‌‌‌‍‌​‌‍‌‌‌ ​ ‌‍‍‌‌‍‌ ‌‍ ‍​‍ ‍‌ ​‍‌‍‍‌‌ ‌‍‌‍‌‌‌ ​‍‌‍‍ ‌‍‌‌‌‍‌‌‌ ​​‌‍‌‌‌ ​‍​‍ ‍‌‍ ‌ ​‍‌‍‌ ​‍ ‌‍‍‌‌‍ ‍‌ ‌​‌‍‌‌‌‍ ‍‌ ‌​​‍ ‌‍‌‌‌‍‌​‌‍‍‌‌ ‌​​‍ ‌‍ ‌‌‍ ‌‍‌​‌‍‌‌​ ‌‌ ​​‌ ​‍‌‍‌‌‌ ​ ‌‍‌‌‌‍ ‍‌ ‌​‌‍​‌‌ ‌​‌‍‍‌‌‍ ‌‍ ‍​ ‍ ‌‍‍‌‌‍‌​​ ‌​ ‍​‌‍‌‍​ ‌‌‌‍‌​​ ​‍​ ​‌​ ​‍‌‍‌‍​‍ ‌​ ​​‌‍​‍​ ‍‌​ ​​​‍ ‌​ ‌​‌‍​ ‌‍‌‍​ ‍​​‍ ‌‌‍​‌‌‍‌‍​ ​​​ ​‍​‍ ‌​ ‌​‌‍‌​​ ‌ ​ ​‌‌‍​ ‌‍​ ‌‍​ ​ ​‌‌‍‌‌​ ‍‌​ ‌ ‌‍​‌​ ‍ ‌ ‌​‌ ‍‌‌ ​​‌‍‌‌​ ‌‌‍​‌‌ ​‍‌ ‌​‌‍‍‌‌‍​ ‌‍ ​‌‍‌‌​ ‍ ‌ ​​‌‍​‌‌ ‌​‌‍‍​​ ‌‌‍​ ‌‍ ‌‍ ‍‌ ‌​‌‍‌‌‌‍ ‍‌ ‌​​‍‌‌​ ‌‌‌​​‍‌‌ ‌‍‍ ‌‍‌‌‌ ‍‌​‍‌‌​ ​ ‌​‌​​‍‌‌​ ​ ‌​‌​​‍‌‌​ ​‍​ ​‍​ ‌​​ ​​‌‍​ ‌‍​ ​ ​‍​ ‌ ‌‍​‌‌‍‌​​ ​​‌‍‌‍‌‍​ ‌‍‌‌​‍‌‌​ ​‍​ ​‍​‍‌‌​ ‌‌‌​‌​​‍ ‍‌‍​ ‌‍‍​‌‍‍‌‌‍ ​‌‍‌​‌ ​‍‌‍‌‌‌‍ ‍​‍‌‌​ ‌‌‌​​‍‌‌ ‌‍‍ ‌‍‌‌‌ ‍‌​‍‌‌​ ​ ‌​‌​​‍‌‌​ ​ ‌​‌​​‍‌‌​ ​‍​ ​‍​ ‌ ​ ‌‌‌‍​ ​ ​​‌‍​ ​ ‌‌‌‍​‌​ ‌‍‌‍​‍‌‍​‍​ ‍​​ ​‍​ ‌‍​‍‌‌​ ​‍​ ​‍​‍‌‌​ ‌‌‌​‌​​‍ ‍‌ ‌​‌‍‌‌‌ ‍​‌ ‌​​ ‌‍​‍‌‍​‌‌ ​ ‌‍‌‌‌‌‌‌‌ ​‍‌‍ ​​ ‌‌‍‍​‌ ‌​‌ ‌​‌ ​​‌ ​ ​‍‌‌​ ​ ‌​​‌​‍‌‌​ ​‍‌​‌‍​‍‌‌​ ​‍‌​‌‍‌‍​ ‌‍ ‌‌ ​ ​‍ ‍‌‍ ‌‌‍​‌‌‍‍‌‌‍ ‍​‍ ‍​ ​‍​ ​​​ ​‍​ ‌​‌ ​‍‌‍‌‌‌‍‌​‌‍‌‌‌ ​ ‌‍‍‌‌‍‌ ‌‍ ‍​‍ ‍‌ ​‍‌‍‍‌‌ ‌‍‌‍‌‌‌ ​‍‌‍‍ ‌‍‌‌‌‍‌‌‌ ​​‌‍‌‌‌ ​‍​‍ ‍‌‍ ‌ ​‍‌‍‌ ​‍‌‍‌‍‍‌‌‍‌​​ ‌​ ‍​‌‍‌‍​ ‌‌‌‍‌​​ ​‍​ ​‌​ ​‍‌‍‌‍​‍ ‌​ ​​‌‍​‍​ ‍‌​ ​​​‍ ‌​ ‌​‌‍​ ‌‍‌‍​ ‍​​‍ ‌‌‍​‌‌‍‌‍​ ​​​ ​‍​‍ ‌​ ‌​‌‍‌​​ ‌ ​ ​‌‌‍​ ‌‍​ ‌‍​ ​ ​‌‌‍‌‌​ ‍‌​ ‌ ‌‍​‌​‍‌‍‌ ‌​‌ ‍‌‌ ​​‌‍‌‌​ ‌‌‍​‌‌ ​‍‌ ‌​‌‍‍‌‌‍​ ‌‍ ​‌‍‌‌​‍‌‍‌ ​​‌‍​‌‌ ‌​‌‍‍​​ ‌‌‍​ ‌‍ ‌‍ ‍‌ ‌​‌‍‌‌‌‍ ‍‌ ‌​​‍‌‌​ ‌‌‌​​‍‌‌ ‌‍‍ ‌‍‌‌‌ ‍‌​‍‌‌​ ​ ‌​‌​​‍‌‌​ ​ ‌​‌​​‍‌‌​ ​‍​ ​‍​ ‌​​ ​​‌‍​ ‌‍​ ​ ​‍​ ‌ ‌‍​‌‌‍‌​​ ​​‌‍‌‍‌‍​ ‌‍‌‌​‍‌‌​ ​‍​ ​‍​‍‌‌​ ‌‌‌​‌​​‍ ‍‌‍​ ‌‍‍​‌‍‍‌‌‍ ​‌‍‌​‌ ​‍‌‍‌‌‌‍ ‍​‍‌‌​ ‌‌‌​​‍‌‌ ‌‍‍ ‌‍‌‌‌ ‍‌​‍‌‌​ ​ ‌​‌​​‍‌‌​ ​ ‌​‌​​‍‌‌​ ​‍​ ​‍​ ‌ ​ ‌‌‌‍​ ​ ​​‌‍​ ​ ‌‌‌‍​‌​ ‌‍‌‍​‍‌‍​‍​ ‍​​ ​‍​ ‌‍​‍‌‌​ ​‍​ ​‍​‍‌‌​ ‌‌‌​‌​​‍ ‍‌ ‌​‌‍‌‌‌ ‍​‌ ‌​​‍‌‍‌ ​​‌‍‌‌‌ ​‍‌ ​ ‌ ​​‌‍‌‌‌‍​ ‌ ‌​‌‍‍‌‌ ‌‍‌‍‌‌​ ‌‌ ​​‌ ‌‌‌‍​‍‌‍ ​‌‍‍‌‌ ​ ‌‍‍​‌‍‌‌‌‍‌​​‍​‍‌ ‌ regional approach to seasonal closures​​​​‌ ‍ ​‍​‍‌‍ ‌ ​‍‌‍‍‌‌‍‌ ‌‍‍‌‌‍ ‍​‍​‍​ ‍‍​‍​‍‌ ​ ‌‍​‌‌‍ ‍‌‍‍‌‌ ‌​‌ ‍‌​‍ ‍‌‍‍‌‌‍ ​‍​‍​‍ ​​‍​‍‌‍‍​‌ ​‍‌‍‌‌‌‍‌‍​‍​‍​ ‍‍​‍​‍‌‍‍​‌ ‌​‌ ‌​‌ ​​‌ ​ ​ ‍‍​‍ ​‍ ‌‍​ ‌‍ ‌‌ ​ ​‍ ‍‌‍ ‌‌‍​‌‌‍‍‌‌‍ ‍​‍ ‍​ ​‍​ ​​​ ​‍​ ‌​‌ ​‍‌‍‌‌‌‍‌​‌‍‌‌‌ ​ ‌‍‍‌‌‍‌ ‌‍ ‍​‍ ‍‌ ​‍‌‍‍‌‌ ‌‍‌‍‌‌‌ ​‍‌‍‍ ‌‍‌‌‌‍‌‌‌ ​​‌‍‌‌‌ ​‍​‍ ‍‌‍ ‌ ​‍‌‍‌ ​‍ ‌‍‍‌‌‍ ‍‌ ‌​‌‍‌‌‌‍ ‍‌ ‌​​‍ ‌‍‌‌‌‍‌​‌‍‍‌‌ ‌​​‍ ‌‍ ‌‌‍ ‌‍‌​‌‍‌‌​ ‌‌ ​​‌ ​‍‌‍‌‌‌ ​ ‌‍‌‌‌‍ ‍‌ ‌​‌‍​‌‌ ‌​‌‍‍‌‌‍ ‌‍ ‍​ ‍ ‌‍‍‌‌‍‌​​ ‌​ ‍​‌‍‌‍​ ‌‌‌‍‌​​ ​‍​ ​‌​ ​‍‌‍‌‍​‍ ‌​ ​​‌‍​‍​ ‍‌​ ​​​‍ ‌​ ‌​‌‍​ ‌‍‌‍​ ‍​​‍ ‌‌‍​‌‌‍‌‍​ ​​​ ​‍​‍ ‌​ ‌​‌‍‌​​ ‌ ​ ​‌‌‍​ ‌‍​ ‌‍​ ​ ​‌‌‍‌‌​ ‍‌​ ‌ ‌‍​‌​ ‍ ‌ ‌​‌ ‍‌‌ ​​‌‍‌‌​ ‌‌‍​‌‌ ​‍‌ ‌​‌‍‍‌‌‍​ ‌‍ ​‌‍‌‌​ ‍ ‌ ​​‌‍​‌‌ ‌​‌‍‍​​ ‌‌‍​ ‌‍ ‌‍ ‍‌ ‌​‌‍‌‌‌‍ ‍‌ ‌​​‍‌‌​ ‌‌‌​​‍‌‌ ‌‍‍ ‌‍‌‌‌ ‍‌​‍‌‌​ ​ ‌​‌​​‍‌‌​ ​ ‌​‌​​‍‌‌​ ​‍​ ​‍​ ‌​​ ​​‌‍​ ‌‍​ ​ ​‍​ ‌ ‌‍​‌‌‍‌​​ ​​‌‍‌‍‌‍​ ‌‍‌‌​‍‌‌​ ​‍​ ​‍​‍‌‌​ ‌‌‌​‌​​‍ ‍‌‍​ ‌‍‍​‌‍‍‌‌‍ ​‌‍‌​‌ ​‍‌‍‌‌‌‍ ‍​‍‌‌​ ‌‌‌​​‍‌‌ ‌‍‍ ‌‍‌‌‌ ‍‌​‍‌‌​ ​ ‌​‌​​‍‌‌​ ​ ‌​‌​​‍‌‌​ ​‍​ ​‍​ ‌ ​ ‌‌‌‍​ ​ ​​‌‍​ ​ ‌‌‌‍​‌​ ‌‍‌‍​‍‌‍​‍​ ‍​​ ​‍​ ‌ ​‍‌‌​ ​‍​ ​‍​‍‌‌​ ‌‌‌​‌​​‍ ‍‌ ‌​‌‍‌‌‌ ‍​‌ ‌​​ ‌‍​‍‌‍​‌‌ ​ ‌‍‌‌‌‌‌‌‌ ​‍‌‍ ​​ ‌‌‍‍​‌ ‌​‌ ‌​‌ ​​‌ ​ ​‍‌‌​ ​ ‌​​‌​‍‌‌​ ​‍‌​‌‍​‍‌‌​ ​‍‌​‌‍‌‍​ ‌‍ ‌‌ ​ ​‍ ‍‌‍ ‌‌‍​‌‌‍‍‌‌‍ ‍​‍ ‍​ ​‍​ ​​​ ​‍​ ‌​‌ ​‍‌‍‌‌‌‍‌​‌‍‌‌‌ ​ ‌‍‍‌‌‍‌ ‌‍ ‍​‍ ‍‌ ​‍‌‍‍‌‌ ‌‍‌‍‌‌‌ ​‍‌‍‍ ‌‍‌‌‌‍‌‌‌ ​​‌‍‌‌‌ ​‍​‍ ‍‌‍ ‌ ​‍‌‍‌ ​‍‌‍‌‍‍‌‌‍‌​​ ‌​ ‍​‌‍‌‍​ ‌‌‌‍‌​​ ​‍​ ​‌​ ​‍‌‍‌‍​‍ ‌​ ​​‌‍​‍​ ‍‌​ ​​​‍ ‌​ ‌​‌‍​ ‌‍‌‍​ ‍​​‍ ‌‌‍​‌‌‍‌‍​ ​​​ ​‍​‍ ‌​ ‌​‌‍‌​​ ‌ ​ ​‌‌‍​ ‌‍​ ‌‍​ ​ ​‌‌‍‌‌​ ‍‌​ ‌ ‌‍​‌​‍‌‍‌ ‌​‌ ‍‌‌ ​​‌‍‌‌​ ‌‌‍​‌‌ ​‍‌ ‌​‌‍‍‌‌‍​ ‌‍ ​‌‍‌‌​‍‌‍‌ ​​‌‍​‌‌ ‌​‌‍‍​​ ‌‌‍​ ‌‍ ‌‍ ‍‌ ‌​‌‍‌‌‌‍ ‍‌ ‌​​‍‌‌​ ‌‌‌​​‍‌‌ ‌‍‍ ‌‍‌‌‌ ‍‌​‍‌‌​ ​ ‌​‌​​‍‌‌​ ​ ‌​‌​​‍‌‌​ ​‍​ ​‍​ ‌​​ ​​‌‍​ ‌‍​ ​ ​‍​ ‌ ‌‍​‌‌‍‌​​ ​​‌‍‌‍‌‍​ ‌‍‌‌​‍‌‌​ ​‍​ ​‍​‍‌‌​ ‌‌‌​‌​​‍ ‍‌‍​ ‌‍‍​‌‍‍‌‌‍ ​‌‍‌​‌ ​‍‌‍‌‌‌‍ ‍​‍‌‌​ ‌‌‌​​‍‌‌ ‌‍‍ ‌‍‌‌‌ ‍‌​‍‌‌​ ​ ‌​‌​​‍‌‌​ ​ ‌​‌​​‍‌‌​ ​‍​ ​‍​ ‌ ​ ‌‌‌‍​ ​ ​​‌‍​ ​ ‌‌‌‍​‌​ ‌‍‌‍​‍‌‍​‍​ ‍​​ ​‍​ ‌ ​‍‌‌​ ​‍​ ​‍​‍‌‌​ ‌‌‌​‌​​‍ ‍‌ ‌​‌‍‌‌‌ ‍​‌ ‌​​‍‌‍‌ ​​‌‍‌‌‌ ​‍‌ ​ ‌ ​​‌‍‌‌‌‍​ ‌ ‌​‌‍‍‌‌ ‌‍‌‍‌‌​ ‌‌ ​​‌ ‌‌‌‍​‍‌‍ ​‌‍‍‌‌ ​ ‌‍‍​‌‍‌‌‌‍‌​​‍​‍‌ ‌
where different states enact seasonal
closures at different times of the year,
which will help reduce striped bass
mortality coastwide. Riverkeeper is deeply
engaged in the other critical actions
needed to support our fish, including
improving water and habitat quality in the
Hudson and its tributaries.​​​​‌ ‍ ​‍​‍‌‍ ‌ ​‍‌‍‍‌‌‍‌ ‌‍‍‌‌‍ ‍​‍​‍​ ‍‍​‍​‍‌ ​ ‌‍​‌‌‍ ‍‌‍‍‌‌ ‌​‌ ‍‌​‍ ‍‌‍‍‌‌‍ ​‍​‍​‍ ​​‍​‍‌‍‍​‌ ​‍‌‍‌‌‌‍‌‍​‍​‍​ ‍‍​‍​‍‌‍‍​‌ ‌​‌ ‌​‌ ​​‌ ​ ​ ‍‍​‍ ​‍ ‌‍​ ‌‍ ‌‌ ​ ​‍ ‍‌‍ ‌‌‍​‌‌‍‍‌‌‍ ‍​‍ ‍​ ​‍​ ​​​ ​‍​ ‌​‌ ​‍‌‍‌‌‌‍‌​‌‍‌‌‌ ​ ‌‍‍‌‌‍‌ ‌‍ ‍​‍ ‍‌ ​‍‌‍‍‌‌ ‌‍‌‍‌‌‌ ​‍‌‍‍ ‌‍‌‌‌‍‌‌‌ ​​‌‍‌‌‌ ​‍​‍ ‍‌‍ ‌ ​‍‌‍‌ ​‍ ‌‍‍‌‌‍ ‍‌ ‌​‌‍‌‌‌‍ ‍‌ ‌​​‍ ‌‍‌‌‌‍‌​‌‍‍‌‌ ‌​​‍ ‌‍ ‌‌‍ ‌‍‌​‌‍‌‌​ ‌‌ ​​‌ ​‍‌‍‌‌‌ ​ ‌‍‌‌‌‍ ‍‌ ‌​‌‍​‌‌ ‌​‌‍‍‌‌‍ ‌‍ ‍​ ‍ ‌‍‍‌‌‍‌​​ ‌​ ‍​‌‍‌‍​ ‌‌‌‍‌​​ ​‍​ ​‌​ ​‍‌‍‌‍​‍ ‌​ ​​‌‍​‍​ ‍‌​ ​​​‍ ‌​ ‌​‌‍​ ‌‍‌‍​ ‍​​‍ ‌‌‍​‌‌‍‌‍​ ​​​ ​‍​‍ ‌​ ‌​‌‍‌​​ ‌ ​ ​‌‌‍​ ‌‍​ ‌‍​ ​ ​‌‌‍‌‌​ ‍‌​ ‌ ‌‍​‌​ ‍ ‌ ‌​‌ ‍‌‌ ​​‌‍‌‌​ ‌‌‍​‌‌ ​‍‌ ‌​‌‍‍‌‌‍​ ‌‍ ​‌‍‌‌​ ‍ ‌ ​​‌‍​‌‌ ‌​‌‍‍​​ ‌‌‍​ ‌‍ ‌‍ ‍‌ ‌​‌‍‌‌‌‍ ‍‌ ‌​​‍‌‌​ ‌‌‌​​‍‌‌ ‌‍‍ ‌‍‌‌‌ ‍‌​‍‌‌​ ​ ‌​‌​​‍‌‌​ ​ ‌​‌​​‍‌‌​ ​‍​ ​‍​ ‌​​ ​​‌‍​ ‌‍​ ​ ​‍​ ‌ ‌‍​‌‌‍‌​​ ​​‌‍‌‍‌‍​ ‌‍‌‌​‍‌‌​ ​‍​ ​‍​‍‌‌​ ‌‌‌​‌​​‍ ‍‌‍​ ‌‍‍​‌‍‍‌‌‍ ​‌‍‌​‌ ​‍‌‍‌‌‌‍ ‍​‍‌‌​ ‌‌‌​​‍‌‌ ‌‍‍ ‌‍‌‌‌ ‍‌​‍‌‌​ ​ ‌​‌​​‍‌‌​ ​ ‌​‌​​‍‌‌​ ​‍​ ​‍​ ‌ ​ ‌‌‌‍​ ​ ​​‌‍​ ​ ‌‌‌‍​‌​ ‌‍‌‍​‍‌‍​‍​ ‍​​ ​‍​ ‍​​‍‌‌​ ​‍​ ​‍​‍‌‌​ ‌‌‌​‌​​‍ ‍‌ ‌​‌‍‌‌‌ ‍​‌ ‌​​ ‌‍​‍‌‍​‌‌ ​ ‌‍‌‌‌‌‌‌‌ ​‍‌‍ ​​ ‌‌‍‍​‌ ‌​‌ ‌​‌ ​​‌ ​ ​‍‌‌​ ​ ‌​​‌​‍‌‌​ ​‍‌​‌‍​‍‌‌​ ​‍‌​‌‍‌‍​ ‌‍ ‌‌ ​ ​‍ ‍‌‍ ‌‌‍​‌‌‍‍‌‌‍ ‍​‍ ‍​ ​‍​ ​​​ ​‍​ ‌​‌ ​‍‌‍‌‌‌‍‌​‌‍‌‌‌ ​ ‌‍‍‌‌‍‌ ‌‍ ‍​‍ ‍‌ ​‍‌‍‍‌‌ ‌‍‌‍‌‌‌ ​‍‌‍‍ ‌‍‌‌‌‍‌‌‌ ​​‌‍‌‌‌ ​‍​‍ ‍‌‍ ‌ ​‍‌‍‌ ​‍‌‍‌‍‍‌‌‍‌​​ ‌​ ‍​‌‍‌‍​ ‌‌‌‍‌​​ ​‍​ ​‌​ ​‍‌‍‌‍​‍ ‌​ ​​‌‍​‍​ ‍‌​ ​​​‍ ‌​ ‌​‌‍​ ‌‍‌‍​ ‍​​‍ ‌‌‍​‌‌‍‌‍​ ​​​ ​‍​‍ ‌​ ‌​‌‍‌​​ ‌ ​ ​‌‌‍​ ‌‍​ ‌‍​ ​ ​‌‌‍‌‌​ ‍‌​ ‌ ‌‍​‌​‍‌‍‌ ‌​‌ ‍‌‌ ​​‌‍‌‌​ ‌‌‍​‌‌ ​‍‌ ‌​‌‍‍‌‌‍​ ‌‍ ​‌‍‌‌​‍‌‍‌ ​​‌‍​‌‌ ‌​‌‍‍​​ ‌‌‍​ ‌‍ ‌‍ ‍‌ ‌​‌‍‌‌‌‍ ‍‌ ‌​​‍‌‌​ ‌‌‌​​‍‌‌ ‌‍‍ ‌‍‌‌‌ ‍‌​‍‌‌​ ​ ‌​‌​​‍‌‌​ ​ ‌​‌​​‍‌‌​ ​‍​ ​‍​ ‌​​ ​​‌‍​ ‌‍​ ​ ​‍​ ‌ ‌‍​‌‌‍‌​​ ​​‌‍‌‍‌‍​ ‌‍‌‌​‍‌‌​ ​‍​ ​‍​‍‌‌​ ‌‌‌​‌​​‍ ‍‌‍​ ‌‍‍​‌‍‍‌‌‍ ​‌‍‌​‌ ​‍‌‍‌‌‌‍ ‍​‍‌‌​ ‌‌‌​​‍‌‌ ‌‍‍ ‌‍‌‌‌ ‍‌​‍‌‌​ ​ ‌​‌​​‍‌‌​ ​ ‌​‌​​‍‌‌​ ​‍​ ​‍​ ‌ ​ ‌‌‌‍​ ​ ​​‌‍​ ​ ‌‌‌‍​‌​ ‌‍‌‍​‍‌‍​‍​ ‍​​ ​‍​ ‍​​‍‌‌​ ​‍​ ​‍​‍‌‌​ ‌‌‌​‌​​‍ ‍‌ ‌​‌‍‌‌‌ ‍​‌ ‌​​‍‌‍‌ ​​‌‍‌‌‌ ​‍‌ ​ ‌ ​​‌‍‌‌‌‍​ ‌ ‌​‌‍‍‌‌ ‌‍‌‍‌‌​ ‌‌ ​​‌ ‌‌‌‍​‍‌‍ ​‌‍‍‌‌ ​ ‌‍‍​‌‍‌‌‌‍‌​​‍​‍‌ ‌